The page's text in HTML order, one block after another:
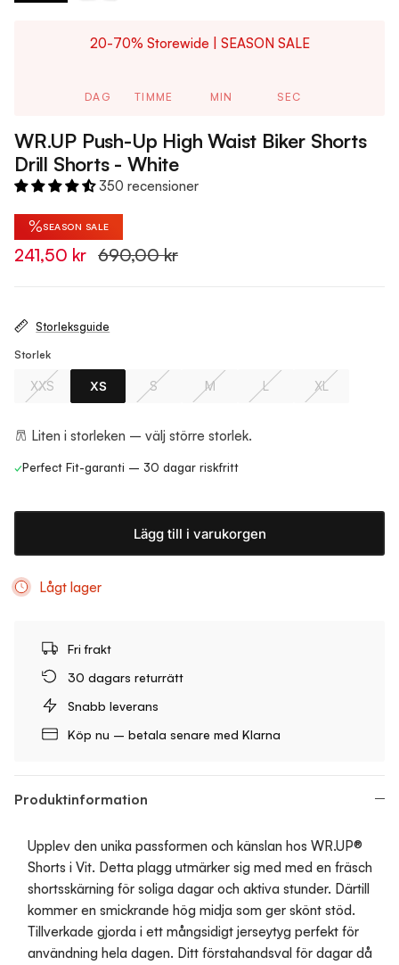
20-70% Storewide | SEASON SALE
DAG TIMME MIN SEC
WR.UP Push-Up High Waist Biker Shorts
Drill Shorts - White
350 recensioner
%SEASON SALE
241,50 kr 690,00 kr
Storleksguide
Storlek
XXS XS S M L XL
Liten i storleken – välj större storlek.
✓Perfect Fit-garanti – 30 dagar riskfritt
Lägg till i varukorgen
Lågt lager
Fri frakt
30 dagars returrätt
Snabb leverans
Köp nu – betala senare med Klarna
Produktinformation
Upplev den unika passformen och känslan hos WR.UP®
Shorts i Vit. Detta plagg utmärker sig med med en fräsch
shortsskärning för soliga dagar och aktiva stunder. Därtill
kommer en smickrande hög midja som ger skönt stöd.
Tillverkade gjorda i ett mångsidigt jerseytyg perfekt för
användning hela dagen. Ditt förstahandsval för dagar då